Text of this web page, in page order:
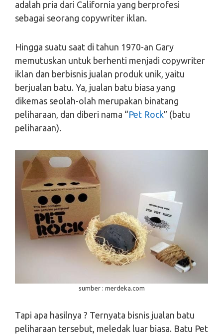
adalah pria dari California yang berprofesi
sebagai seorang copywriter iklan.
Hingga suatu saat di tahun 1970-an Gary
memutuskan untuk berhenti menjadi copywriter
iklan dan berbisnis jualan produk unik, yaitu
berjualan batu. Ya, jualan batu biasa yang
dikemas seolah-olah merupakan binatang
peliharaan, dan diberi nama “Pet Rock” (batu
peliharaan).
sumber : merdeka.com
Tapi apa hasilnya ? Ternyata bisnis jualan batu
peliharaan tersebut, meledak luar biasa. Batu Pet